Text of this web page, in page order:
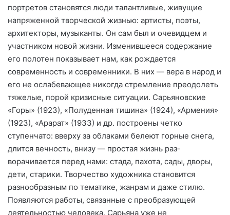
портретов становятся лю­ди талантливые, живущие
напря­женной творческой жизнью: артисты, поэты,
архитекторы, музыканты. Он сам был и очевид­цем и
участником новой жизни. Изменившееся содержание
его полотен показывает нам, как рож­дается
современность и современ­ники. В них — вера в народ и
его не ослабевающее никогда стрем­ление преодолеть
тяжелые, порой кризисные ситуации. Сарьяновские
«Горы» (1923), «Полуденная тишина» (1924), «Армения»
(1923), «Арарат» (1933) и др. построены четко
ступенчато: вверху за облаками белеют горные снега,
длится веч­ность, внизу — простая жизнь раз­
ворачивается перед нами: стада, пахота, сады, дворы,
дети, стари­ки. Творчество художника стано­вится
разнообразным по темати­ке, жанрам и даже стилю.
Появля­ются работы, связанные с преобра­зующей
деятельностью человека. Сарьяна уже не